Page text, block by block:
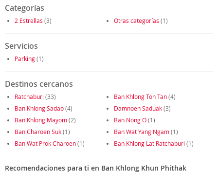
Categorías
2 Estrellas (3) Otras categorías (1)
Servicios
Parking(1)
Destinos cercanos
Ratchaburi (33) Ban Khlong Ton Tan(4)
Ban Khlong Sadao(4) Damnoen Saduak(3)
Ban Khlong Mayom(2) Ban Nong O(1)
Ban Charoen Suk(1) Ban Wat Yang Ngam(1)
Ban Wat Prok Charoen(1) Ban Khlong Lat Ratchaburi (1)
Recomendaciones para ti en Ban Khlong Khun Phithak